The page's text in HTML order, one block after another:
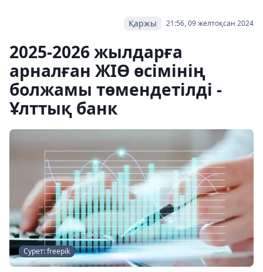
21:56, 09 желтоқсан 2024
Қаржы
2025-2026 жылдарға
арналған ЖІӨ өсімінің
болжамы төмендетілді -
Ұлттық банк
Сурет: freepik